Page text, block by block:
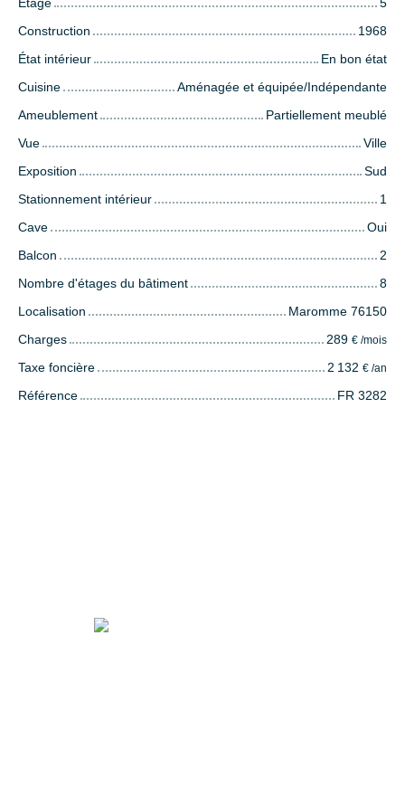
Construction
1968
État intérieur
En bon état
Cuisine
Aménagée et équipée/Indépendante
Ameublement
Partiellement meublé
Vue
Ville
Exposition
Sud
Stationnement intérieur
1
Cave
Oui
Balcon
2
Nombre d'étages du bâtiment
8
Localisation
Maromme 76150
Charges
289 € /mois
Taxe foncière 2 132 € /an
Référence FR 3282